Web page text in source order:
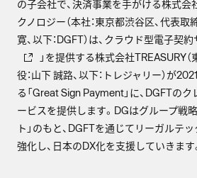
の子会社で、決済事業を手がける株式会
クノロジー（本社：東京都渋谷区、代表
寛、以下：DGFT）は、クラウド型電子契約
」を提供する株式会社TREASURY
役：山下 誠路、以下：トレジャリー）が
る「Great Sign Payment」に、DGFTの
ービスを提供します。DGはグループ戦
ト」のもと、DGFTを通じてリーガルテ
強化し、日本のDX化を支援していきます